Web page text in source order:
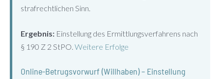
strafrechtlichen Sinn.
Ergebnis: Einstellung des Ermittlungsverfahrens nach
§ 190 Z 2 StPO. Weitere Erfolge
Online-Betrugsvorwurf (Willhaben) – Einstellung